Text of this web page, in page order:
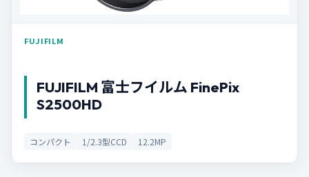
FUJIFILM
FUJIFILM 富士フイルム FinePix
S2500HD
コンパクト 1/2.3型CCD 12.2MP